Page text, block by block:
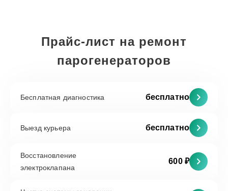
Прайс-лист на ремонт
парогенераторов
Бесплатная диагностика бесплатно
Выезд курьера бесплатно
Восстановление
электроклапана
600 ₽